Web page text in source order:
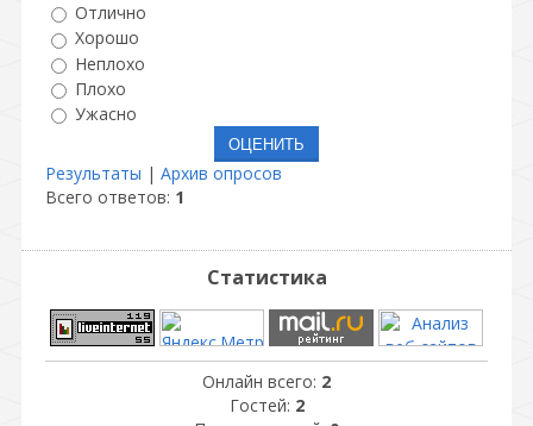
Отлично
Хорошо
Неплохо
Плохо
Ужасно
Результаты | Архив опросов
Всего ответов: 1
Статистика
Онлайн всего: 2
Гостей: 2